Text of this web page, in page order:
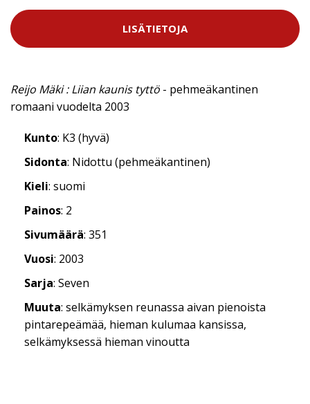
LISÄTIETOJA
Reijo Mäki : Liian kaunis tyttö - pehmeäkantinen
romaani vuodelta 2003
Kunto: K3 (hyvä)
Sidonta: Nidottu (pehmeäkantinen)
Kieli: suomi
Painos: 2
Sivumäärä: 351
Vuosi: 2003
Sarja: Seven
Muuta: selkämyksen reunassa aivan pienoista
pintarepeämää, hieman kulumaa kansissa,
selkämyksessä hieman vinoutta